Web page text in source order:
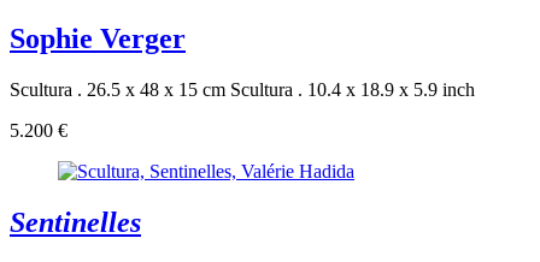
Sophie Verger
Scultura . 26.5 x 48 x 15 cm Scultura . 10.4 x 18.9 x 5.9 inch
5.200 €
Sentinelles